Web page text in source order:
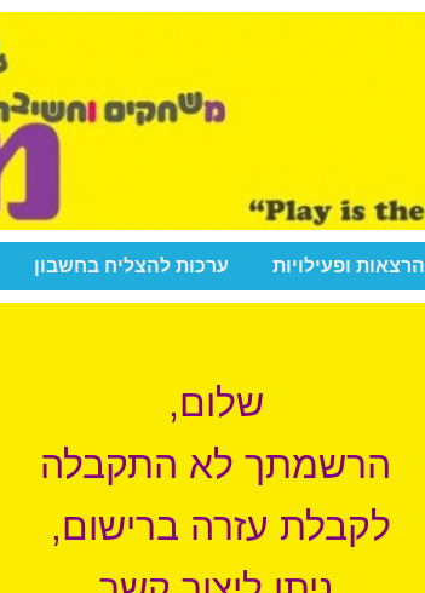
הרצאות ופעילויות ערכות להצליח בחשבון
שלום,
הרשמתך לא התקבלה
לקבלת עזרה ברישום,